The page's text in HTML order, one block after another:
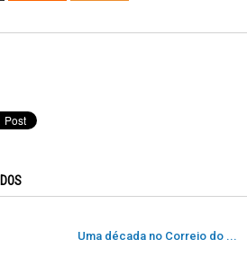
Uma década no Correio do ...